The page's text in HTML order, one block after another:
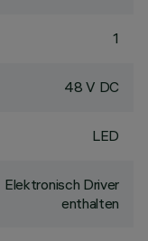
1
48 V DC
LED
Elektronisch Driver
enthalten